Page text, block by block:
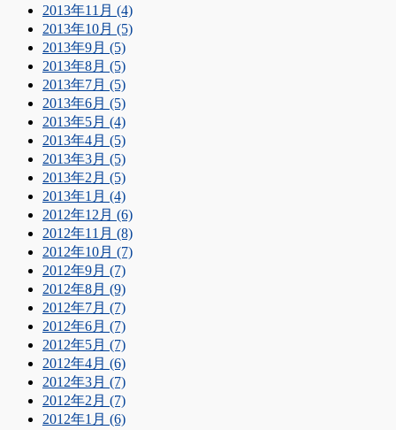
2013年11月 (4)
2013年10月 (5)
2013年9月 (5)
2013年8月 (5)
2013年7月 (5)
2013年6月 (5)
2013年5月 (4)
2013年4月 (5)
2013年3月 (5)
2013年2月 (5)
2013年1月 (4)
2012年12月 (6)
2012年11月 (8)
2012年10月 (7)
2012年9月 (7)
2012年8月 (9)
2012年7月 (7)
2012年6月 (7)
2012年5月 (7)
2012年4月 (6)
2012年3月 (7)
2012年2月 (7)
2012年1月 (6)